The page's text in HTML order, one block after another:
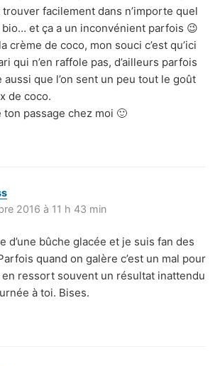
trouver facilement dans n’importe quel
bio… et ça a un inconvénient parfois 😉
crème de coco, mon souci c’est qu’ici
qui n’en raffole pas, d’ailleurs parfois
aussi que l’on sent un peu tout le goût
de coco.
ton passage chez moi 🙂
i
:
2016 à 11 h 43 min
d’une bûche glacée et je suis fan des
quand on galère c’est un mal pour
ressort souvent un résultat inattendu
à toi. Bises.